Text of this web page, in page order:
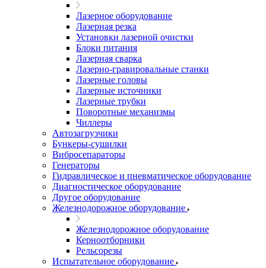
Лазерное оборудование
Лазерная резка
Установки лазерной очистки
Блоки питания
Лазерная сварка
Лазерно-гравировальные станки
Лазерные головы
Лазерные источники
Лазерные трубки
Поворотные механизмы
Чиллеры
Автозагрузчики
Бункеры-сушилки
Вибросепараторы
Генераторы
Гидравлическое и пневматическое оборудование
Диагностическое оборудование
Другое оборудование
Железнодорожное оборудование
Железнодорожное оборудование
Керноотборники
Рельсорезы
Испытательное оборудование